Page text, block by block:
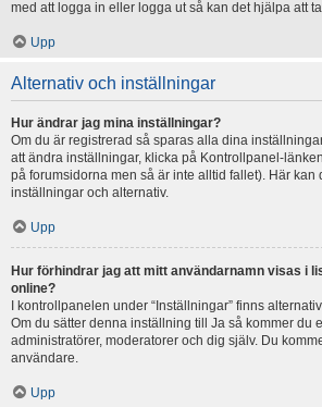
med att logga in eller logga ut så kan det hjälpa att
Upp
Alternativ och inställningar
Hur ändrar jag mina inställningar?
Om du är registrerad så sparas alla dina
att ändra inställningar, klicka på Kontrollpanel-
på forumsidorna men så är inte alltid fallet). Här kan
inställningar och alternativ.
Upp
Hur förhindrar jag att mitt användarnamn visas i
online?
I kontrollpanelen under “Inställningar” finns
Om du sätter denna inställning till Ja så kommer du
administratörer, moderatorer och dig själv. Du
användare.
Upp